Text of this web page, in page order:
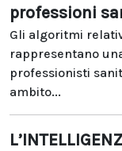
professioni
Gli algoritmi
rappresentano
professionisti
ambito...